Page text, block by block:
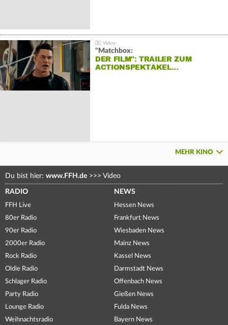
"Matchbox:
DER FILM": TRAILER ZUM
ACTIONSPEKTAKEL…
MEHR KINO
Du bist hier: www.FFH.de >>> Video
RADIO
FFH Live
80er Radio
90er Radio
2000er Radio
Rock Radio
Oldie Radio
Schlager Radio
Party Radio
Lounge Radio
Weihnachtsradio
NEWS
Hessen News
Frankfurt News
Wiesbaden News
Mainz News
Kassel News
Darmstadt News
Offenbach News
Gießen News
Fulda News
Bayern News